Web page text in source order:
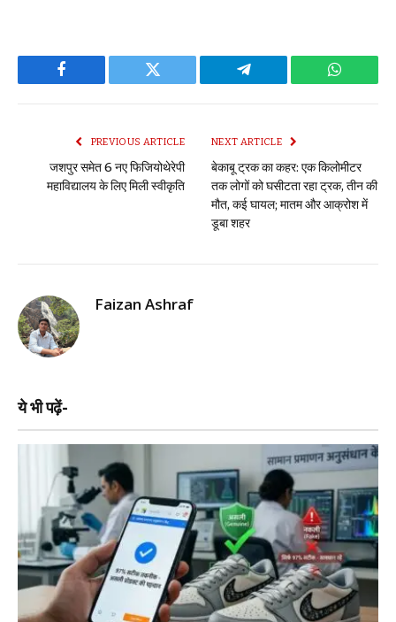
Facebook Twitter Telegram
PREVIOUS ARTICLE
जशपुर समेत 6 नए फिजियोथेरेपी
महाविद्यालय के लिए मिली स्वीकृति
NEXT ARTICLE
बेकाबू ट्रक का कहर: एक किलोमीटर
तक लोगों को घसीटता रहा ट्रक, तीन की
मौत, कई घायल; मातम और आक्रोश में
डूबा शहर
Faizan Ashraf
ये भी पढ़ें-